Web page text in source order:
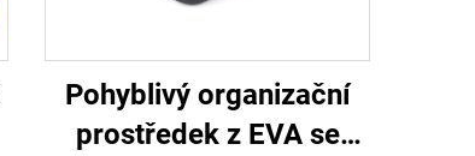
Pohyblivý organizační
prostředek z EVA se